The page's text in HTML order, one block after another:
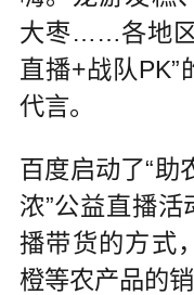
大枣……各地区
直播+战队PK”
代言。
百度启动了“
浓”公益直播
播带货的方式
橙等农产品的销